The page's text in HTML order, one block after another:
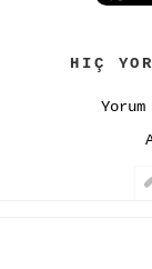
HIÇ